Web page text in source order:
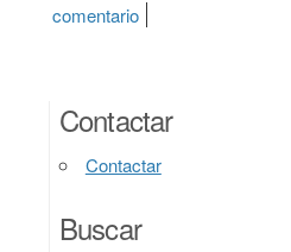
comentarioon Aspectos para
Contactar
Contactar
Buscar